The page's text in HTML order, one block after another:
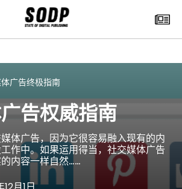
广告终极指南
告权威指南
体广告，因为它很容易融入现有的内
作中。如果运用得当，社交媒体广告
内容一样自然……